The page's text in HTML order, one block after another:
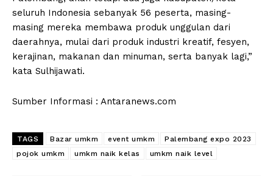
seluruh Indonesia sebanyak 56 peserta, masing-
masing mereka membawa produk unggulan dari
daerahnya, mulai dari produk industri kreatif, fesyen,
kerajinan, makanan dan minuman, serta banyak lagi,”
kata Sulhijawati.
Sumber Informasi : Antaranews.com
TAGS Bazar umkm event umkm
Palembang expo 2023
pojok umkm
umkm naik kelas umkm naik level